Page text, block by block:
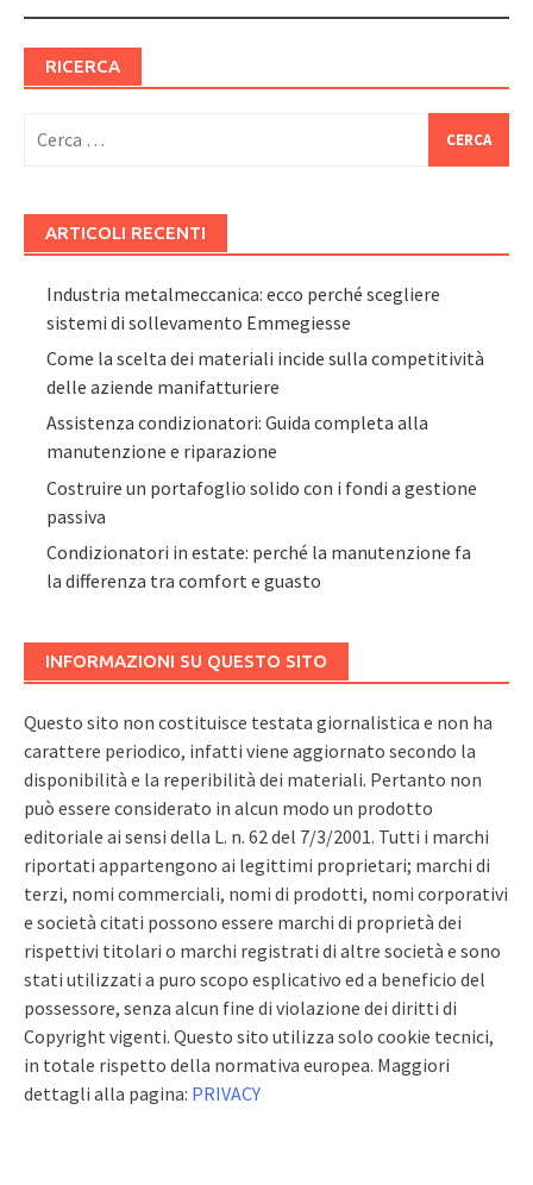
RICERCA
per:
ARTICOLI RECENTI
Industria metalmeccanica: ecco perché scegliere
sistemi di sollevamento Emmegiesse
Come la scelta dei materiali incide sulla competitività
delle aziende manifatturiere
Assistenza condizionatori: Guida completa alla
manutenzione e riparazione
Costruire un portafoglio solido con i fondi a gestione
passiva
Condizionatori in estate: perché la manutenzione fa
la differenza tra comfort e guasto
INFORMAZIONI SU QUESTO SITO
Questo sito non costituisce testata giornalistica e non ha
carattere periodico, infatti viene aggiornato secondo la
disponibilità e la reperibilità dei materiali. Pertanto non
può essere considerato in alcun modo un prodotto
editoriale ai sensi della L. n. 62 del 7/3/2001. Tutti i marchi
riportati appartengono ai legittimi proprietari; marchi di
terzi, nomi commerciali, nomi di prodotti, nomi corporativi
e società citati possono essere marchi di proprietà dei
rispettivi titolari o marchi registrati di altre società e sono
stati utilizzati a puro scopo esplicativo ed a beneficio del
possessore, senza alcun fine di violazione dei diritti di
Copyright vigenti. Questo sito utilizza solo cookie tecnici,
in totale rispetto della normativa europea. Maggiori
dettagli alla pagina: PRIVACY